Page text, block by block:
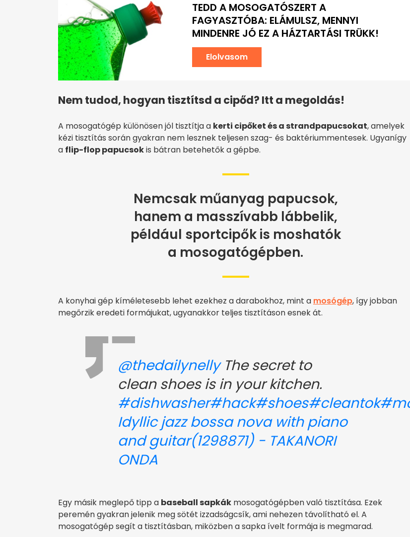
TEDD A MOSOGATÓSZERT A
FAGYASZTÓBA: ELÁMULSZ, MENNYI
MINDENRE JÓ EZ A HÁZTARTÁSI TRÜKK!
Elolvasom
Nem tudod, hogyan tisztítsd a cipőd? Itt a megoldás!
A mosogatógép különösen jól tisztítja a kerti cipőket és a strandpapucsokat, amelyek
kézi tisztítás során gyakran nem lesznek teljesen szag- és baktériummentesek. Ugyanígy
a flip-flop papucsokis bátran betehetők a gépbe.
Nemcsak műanyag papucsok,
hanem a masszívabb lábbelik,
például sportcipők is moshatók
a mosogatógépben.
A konyhai gép kíméletesebb lehet ezekhez a darabokhoz, mint a mosógép, így jobban
megőrzik eredeti formájukat, ugyanakkor teljes tisztításon esnek át.
@thedailynellyThe secret to
clean shoes is in your kitchen.
#dishwasher#hack#shoes#cleantok
Idyllic jazz bossa nova with piano
and guitar(1298871) - TAKANORI
ONDA
Egy másik meglepő tipp a baseball sapkák mosogatógépben való tisztítása. Ezek
peremén gyakran jelenik meg sötét izzadságcsík, ami nehezen távolítható el. A
mosogatógép segít a tisztításban, miközben a sapka ívelt formája is megmarad.